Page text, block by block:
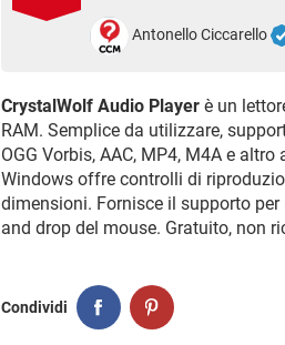
Antonello Ciccarello
CrystalWolf Audio Player è un
RAM. Semplice da utilizzare,
OGG Vorbis, AAC, MP4, M4A e
Windows offre controlli di
dimensioni. Fornisce il supporto
and drop del mouse. Gratuito, non
Condividi